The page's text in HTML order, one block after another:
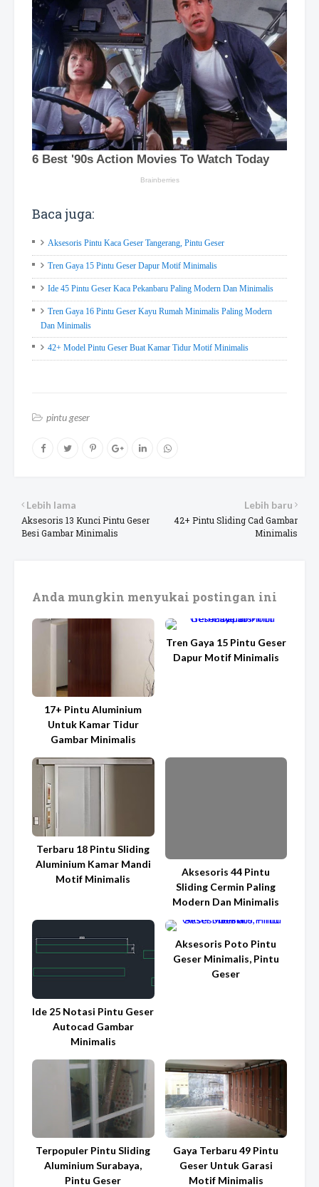
Baca juga:
Aksesoris Pintu Kaca Geser Tangerang, Pintu Geser
Tren Gaya 15 Pintu Geser Dapur Motif Minimalis
Ide 45 Pintu Geser Kaca Pekanbaru Paling Modern Dan Minimalis
Tren Gaya 16 Pintu Geser Kayu Rumah Minimalis Paling Modern
Dan Minimalis
42+ Model Pintu Geser Buat Kamar Tidur Motif Minimalis
pintu geser
Lebih baru
42+ Pintu Sliding Cad Gambar
Minimalis
Lebih lama
Aksesoris 13 Kunci Pintu Geser
Besi Gambar Minimalis
Anda mungkin menyukai postingan ini
17+ Pintu Aluminium
Untuk Kamar Tidur
Gambar Minimalis
Tren Gaya 15 Pintu Geser
Dapur Motif Minimalis
Terbaru 18 Pintu Sliding
Aluminium Kamar Mandi
Motif Minimalis
Aksesoris 44 Pintu
Sliding Cermin Paling
Modern Dan Minimalis
Ide 25 Notasi Pintu Geser
Autocad Gambar
Minimalis
Aksesoris Poto Pintu
Geser Minimalis, Pintu
Geser
Terpopuler Pintu Sliding
Aluminium Surabaya,
Pintu Geser
Gaya Terbaru 49 Pintu
Geser Untuk Garasi
Motif Minimalis